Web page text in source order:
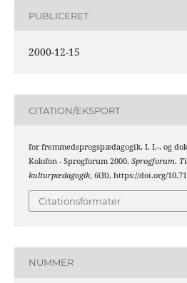
PUBLICERET
2000-12-15
CITATION/EKSPORT
for fremmedsprogspædagogik, I. I.-. og
Kolofon - Sprogforum 2000. Sprogforum.
kulturpædagogik, 6(B). https://doi.org/
Citationsformater
NUMMER